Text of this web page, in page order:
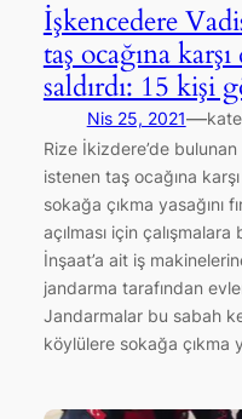
İşkencedere
taş ocağına
saldırdı: 15 kişi
Nis 25, 2021—
Rize İkizdere’de
istenen taş ocağına
sokağa çıkma yasağını
açılması için
İnşaat’a ait iş
jandarma tarafından
Jandarmalar bu sabah
köylülere sokağa çıkma